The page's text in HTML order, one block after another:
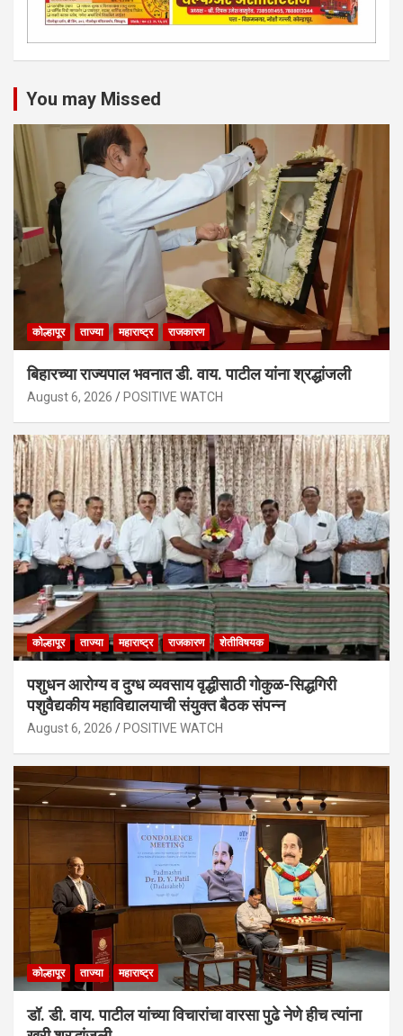
You may Missed
कोल्हापूर ताज्या महाराष्ट्र राजकारण
बिहारच्या राज्यपाल भवनात डी. वाय. पाटील यांना श्रद्धांजली
August 6, 2026 POSITIVE WATCH
कोल्हापूर ताज्या महाराष्ट्र राजकारण शेतीविषयक
पशुधन आरोग्य व दुग्ध व्यवसाय वृद्धीसाठी गोकुळ-सिद्धगिरी
पशुवैद्यकीय महाविद्यालयाची संयुक्त बैठक संपन्न
August 6, 2026 POSITIVE WATCH
कोल्हापूर ताज्या महाराष्ट्र
डॉ. डी. वाय. पाटील यांच्या विचारांचा वारसा पुढे नेणे हीच त्यांना